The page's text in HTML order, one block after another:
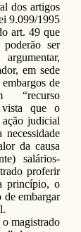
dos artigos
9.099/1995
art. 49 que
ser
em sede
de
“recurso
vista que o
judicial
da causa
salários-
proferir
princípio, o
embargar
magistrado